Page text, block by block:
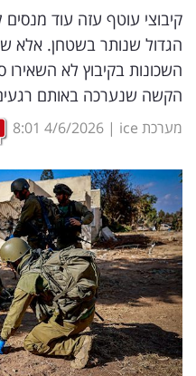
וטק
שיווק
ופרסום
משפט
מדדים
ומחקרים
דעות
רכילות
עסקית
קריפטו
קיבוצי עוטף עזה עוד
הגדול שנותר בשטחן. אלא
השכונות בקיבוץ לא
הקשה שנערכה באותם
מערכת ice |
4/6/2026
8:01